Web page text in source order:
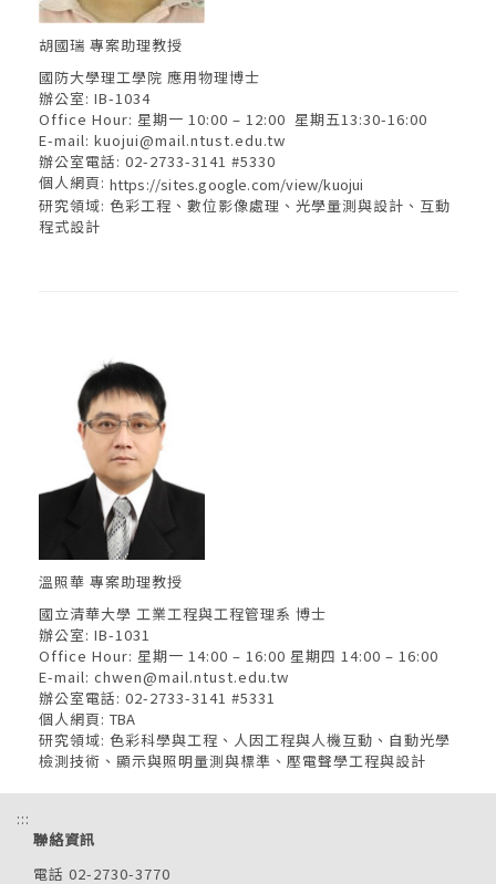
胡國瑞 專案助理教授
國防大學理工學院 應用物理博士
辦公室: IB-1034
Office Hour: 星期一 10:00 – 12:00 星期五13:30-16:00
E-mail: kuojui@mail.ntust.edu.tw
辦公室電話: 02-2733-3141 #5330
個人網頁: https://sites.google.com/view/kuojui
研究領域: 色彩工程、數位影像處理、光學量測與設計、互動
程式設計
溫照華 專案助理教授
國立清華大學 工業工程與工程管理系 博士
辦公室: IB-1031
Office Hour: 星期一 14:00 – 16:00 星期四 14:00 – 16:00
E-mail: chwen@mail.ntust.edu.tw
辦公室電話: 02-2733-3141 #5331
個人網頁: TBA
研究領域: 色彩科學與工程、人因工程與人機互動、自動光學
檢測技術、顯示與照明量測與標準、壓電聲學工程與設計
:::
聯絡資訊
電話 02-2730-3770